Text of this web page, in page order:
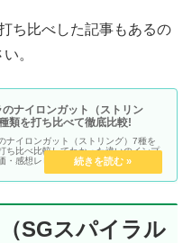
ち比べした記事もあるの
。
のナイロンガット（ストリン
類を打ち比べて徹底比較!
ナイロンガット（ストリング）7種を
ち比べ比較してわかった違いのインプ
・感想レビュー記事です。
SGスパイラル